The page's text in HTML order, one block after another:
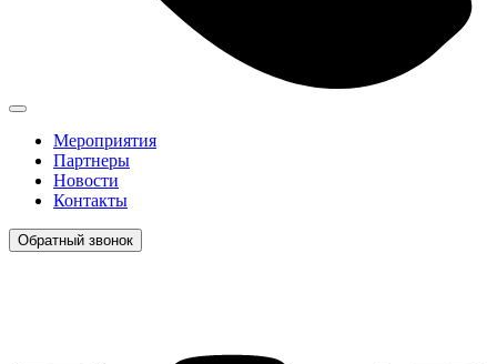
Мероприятия
Партнеры
Новости
Контакты
Обратный звонок